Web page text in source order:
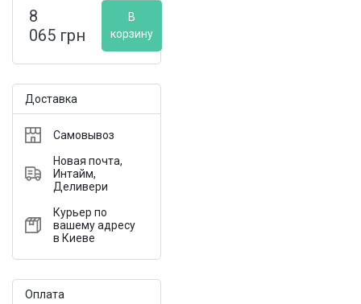
8
065 грн
В
корзину
Доставка
Самовывоз
Новая почта,
Интайм,
Деливери
Курьер по
вашему адресу
в Киеве
Оплата